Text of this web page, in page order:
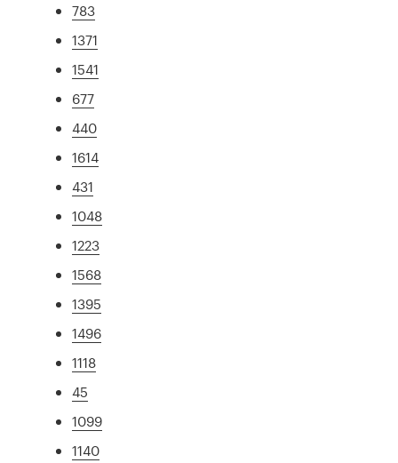
783
1371
1541
677
440
1614
431
1048
1223
1568
1395
1496
1118
45
1099
1140